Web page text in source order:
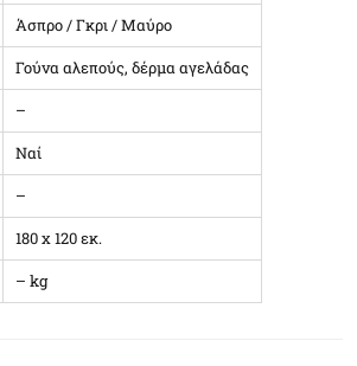
Άσπρο / Γκρι / Μαύρο
Γούνα αλεπούς, δέρμα αγελάδας
–
Ναί
–
180 x 120 εκ.
– kg